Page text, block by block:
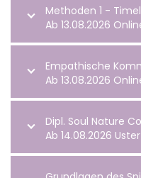
Methoden 1 -
Ab 13.08.2026
Empathische
Ab 13.08.2026
Dipl. Soul Nature
Ab 14.08.2026